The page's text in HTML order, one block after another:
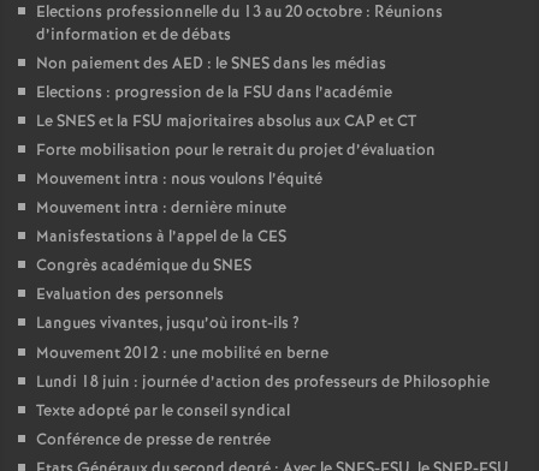
Elections professionnelle du 13 au 20 octobre : Réunions
d’information et de débats
Non paiement des AED : le SNES dans les médias
Elections : progression de la FSU dans l’académie
Le SNES et la FSU majoritaires absolus aux CAP et CT
Forte mobilisation pour le retrait du projet d’évaluation
Mouvement intra : nous voulons l’équité
Mouvement intra : dernière minute
Manisfestations à l’appel de la CES
Congrès académique du SNES
Evaluation des personnels
Langues vivantes, jusqu’où iront-ils ?
Mouvement 2012 : une mobilité en berne
Lundi 18 juin : journée d’action des professeurs de Philosophie
Texte adopté par le conseil syndical
Conférence de presse de rentrée